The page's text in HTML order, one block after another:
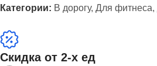
Категории: В дорогу, Для фитнеса,
Скидка от 2-х ед